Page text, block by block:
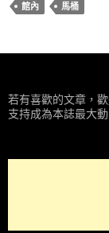
館內
馬桶
若有喜歡的文章，
支持成為本誌最大